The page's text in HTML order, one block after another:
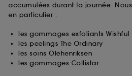
accumulées durant la journée.
en particulier :
les gommages exfoliants Wishful
les peelings The Ordinary
les soins Olehenriksen
les gommages Collistar